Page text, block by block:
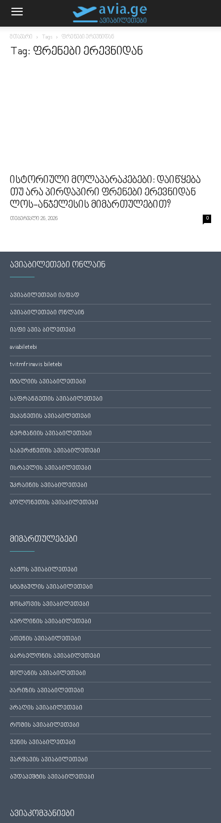
მთავარი Tags ფრენები ერევნიდან
Tag: ფრენები ერევნიდან
ისტორიული მოლაპარაკებები: დაიწყება
თუ არა პირდაპირი ფრენები ერევნიდან
ლოს-ანჯელესის მიმართულებით?
თებერვალი 26, 2026 0
ავიაბილეთები ონლაინ
ავიაბილეთები იაფად
ავიაბილეთები ონლაინ
იაფი ავია ბილეთები
aviabiletebi
tvitmfrinavis biletebi
იტალიის ავიაბილეთები
საფრანგეთის ავიაბილეთები
ესპანეთის ავიაბილეთები
გერმანიის ავიაბილეთები
საბერძნეთის ავიაბილეთები
ისრაელის ავიაბილეთები
უკრაინის ავიაბილეთები
პოლონეთის ავიაბილეთები
მიმართულებები
ბაქოს ავიაბილეთები
სტამბულის ავიაბილეთები
მოსკოვის ავიაბილეთები
ბერლინის ავიაბილეთები
ათენის ავიაბილეთები
ბარსელონის ავიაბილეთები
მილანის ავიაბილეთები
პარიზის ავიაბილეთები
პრაღის ავიაბილეთები
რომის ავიაბილეთები
ვენის ავიაბილეთები
ვარშავის ავიაბილეთები
ბუდაპეშტის ავიაბილეთები
ავიაკომპანიები